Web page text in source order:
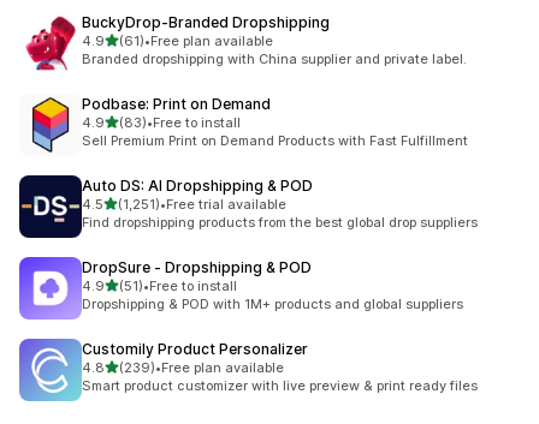
BuckyDrop‑Branded Dropshipping
4.9เต็ม 5 ดาว
(61)
ทั้งหมด 61 รีวิว
•Free plan available
Branded dropshipping with China supplier and private label.
Podbase: Print on Demand
4.9เต็ม 5 ดาว
(83)
ทั้งหมด 83 รีวิว
•Free to install
Sell Premium Print on Demand Products with Fast Fulfillment
Auto DS: AI Dropshipping & POD
4.5เต็ม 5 ดาว
(1,251)
ทั้งหมด 1251 รีวิว
•Free trial available
Find dropshipping products from the best global drop suppliers
DropSure ‑ Dropshipping & POD
4.9เต็ม 5 ดาว
(51)
ทั้งหมด 51 รีวิว
•Free to install
Dropshipping & POD with 1M+ products and global suppliers
Customily Product Personalizer
4.8เต็ม 5 ดาว
(239)
ทั้งหมด 239 รีวิว
•Free plan available
Smart product customizer with live preview & print ready files